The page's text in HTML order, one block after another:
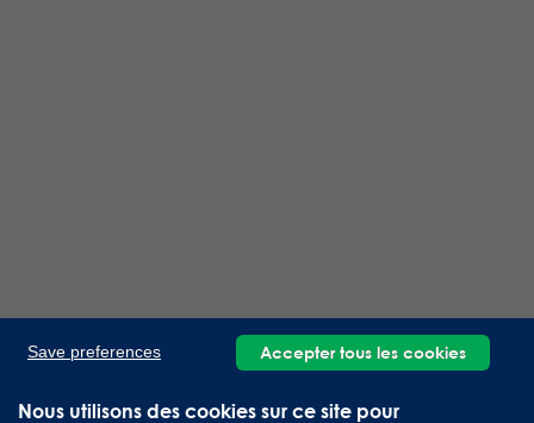
Nous utilisons des cookies sur ce site pour
Save preferences Accepter tous les cookies